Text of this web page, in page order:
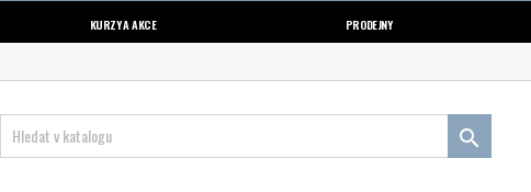
KURZY A AKCE PRODEJNY
